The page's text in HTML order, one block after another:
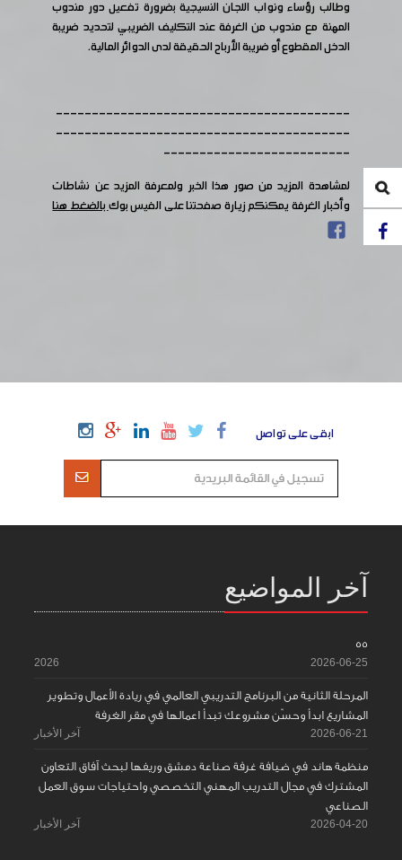
وطالب رؤساء ونواب اللجان النسيجية بضرورة تفعيل دور مندوب
المهنة مع مندوب من الغرفة عند التكليف الضريبي لتحديد ضريبة
الدخل المقطوع أو ضريبة الأرباح الحقيقة لدى الدوائر المالية.
-----------------------------------------
-----------------------------------------
--------------------------
لمشاهدة المزيد من صور هذا الخبر ولمعرفة المزيد عن نشاطات
وأخبار الغرفة يمكنكم زيارة صفحتنا على الفيس بوكبالضغط هنا
ابقى على تواصل
آخر المواضيع
55
2026-06-25
2026
المرحلة الثانية من البرنامج التدريبي العالمي في ريادة الأعمال وتطوير
المشاريع ابدأ وحسّن مشروعك تبدأ اعمالها في مقر الغرفة
2026-06-21 آخر الأخبار
منظمة هاند في ضيافة غرفة صناعة دمشق وريفها لبحث آفاق التعاون
المشترك في مجال التدريب المهني التخصصي واحتياجات سوق العمل
الصناعي
2026-04-20 آخر الأخبار